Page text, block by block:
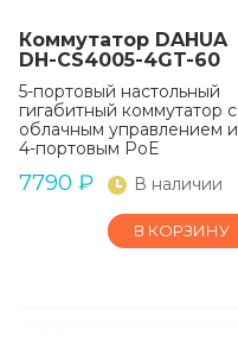
Коммутатор DAHUA
DH-CS4005-4GT-60
5-портовый настольный
гигабитный коммутатор с
облачным управлением и
4-портовым PoE
7790 ₽ В наличии
В КОРЗИНУ